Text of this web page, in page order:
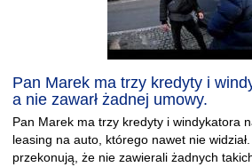
Pan Marek ma trzy kredyty i
a nie zawarł żadnej umowy.
Pan Marek ma trzy kredyty i windykatora
leasing na auto, którego nawet nie
przekonują, że nie zawierali żadnych